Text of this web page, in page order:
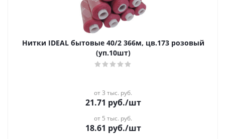
Нитки IDEAL бытовые 40/2 366м, цв.173 розовый
(уп.10шт)
от 3 тыс. руб.
21.71 руб./шт
от 5 тыс. руб.
18.61 руб./шт